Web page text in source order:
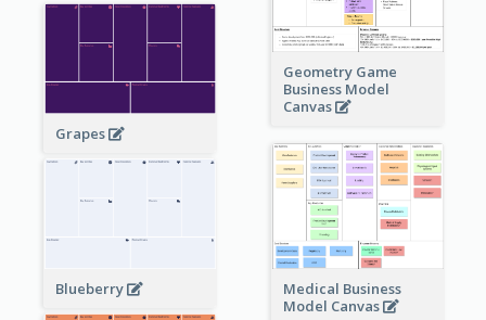
Geometry Game
Business Model
Canvas
Grapes
Medical Business
Model Canvas
Blueberry